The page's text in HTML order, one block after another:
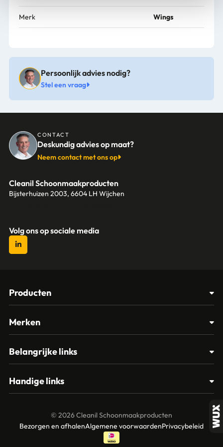
Merk Wings
Persoonlijk advies nodig?
Stel een vraag
CONTACT
Deskundig advies op maat?
Neem contact met ons op
Cleanil Schoonmaakproducten
Bijsterhuizen 2003, 6604 LH Wijchen
Volg ons op sociale media
Producten
Glasbewassing
Materialen
Papier – Dispensers - Toiletinrichting
Merken
Spectro
Vikan
Vileda
Belangrijke links
Contact
Mijn account
Handige links
Over ons
© 2026 Cleanil Schoonmaakproducten
Bezorgen en afhalenAlgemene voorwaardenPrivacybeleid